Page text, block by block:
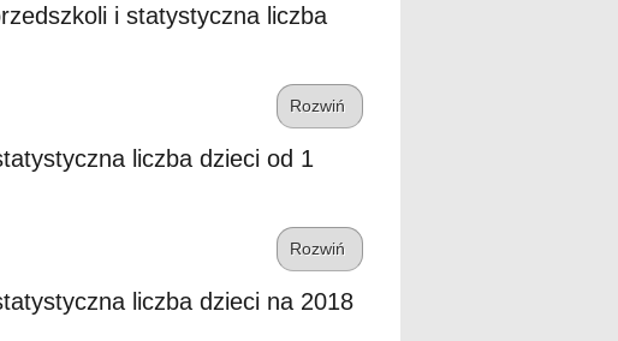
i statystyczna liczba
Rozwiń
liczba dzieci od 1
Rozwiń
liczba dzieci na 2018